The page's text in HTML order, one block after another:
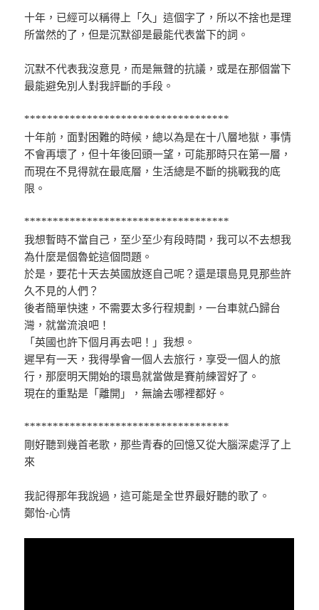
十年，已經可以稱得上「久」這個字了，所以不捨也是理
所當然的了，但是沉默卻是最能代表當下的詞。
沉默不代表我沒意見，而是無聲的抗議，或是在那個當下
最能避免別人對我評斷的手段。
************************************
十年前，面對困難的時候，總以為是在十八層地獄，事情
不會再壞了，但十年後回頭一望，可能那時只在第一層，
而現在不見得就在最底層，生活總是不斷的挑戰我的底
限。
************************************
我想暫時不當自己，至少至少有段時間，我可以不去想我
為什麼是個魯蛇這個問題。
於是，要花十天去英國放逐自己呢？還是環島見見那些許
久不見的人們？
後者簡單快速，不需要太多行程規劃，一台車就凸歸台
灣，就當流浪吧！
「英國也許下個月再去吧！」我想。
遲早有一天，我得學會一個人去旅行，享受一個人的旅
行，那麼明天開始的環島就當做是賽前練習好了。
現在的重點是「離開」，無論去哪裡都好。
************************************
剛好聽到幾首老歌，那些青春的回憶又從大腦深處浮了上
來
我記得那年我說過，這可能是全世界最好聽的歌了。
鄭怡-心情